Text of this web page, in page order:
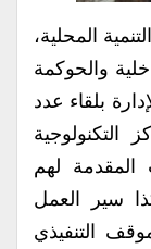
المحلية،
والحوكمة
بلقاء عدد
التكنولوجية
المقدمة لهم
سير العمل
التنفيذي